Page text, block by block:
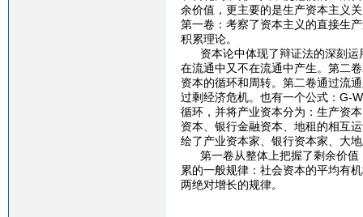
余价值，更主要的是生产资本主义
第一卷：考察了资本主义的直接生
积累理论。
资本论中体现了辩证法的深刻运
在流通中又不在流通中产生。第二
资本的循环和周转。第二卷通过流
过剩经济危机。也有一个公式：G-
循环，并将产业资本分为：生产资
资本、银行金融资本、地租的相互
绘了产业资本家、银行资本家、大
第一卷从整体上把握了剩余价值
累的一般规律：社会资本的平均有
两绝对增长的规律。